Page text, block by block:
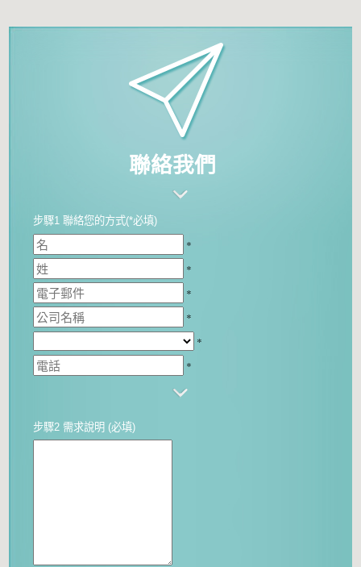
聯絡我們
步驟1 聯絡您的方式(*必填)
*
*
*
*
*
*
步驟2 需求說明 (必填)